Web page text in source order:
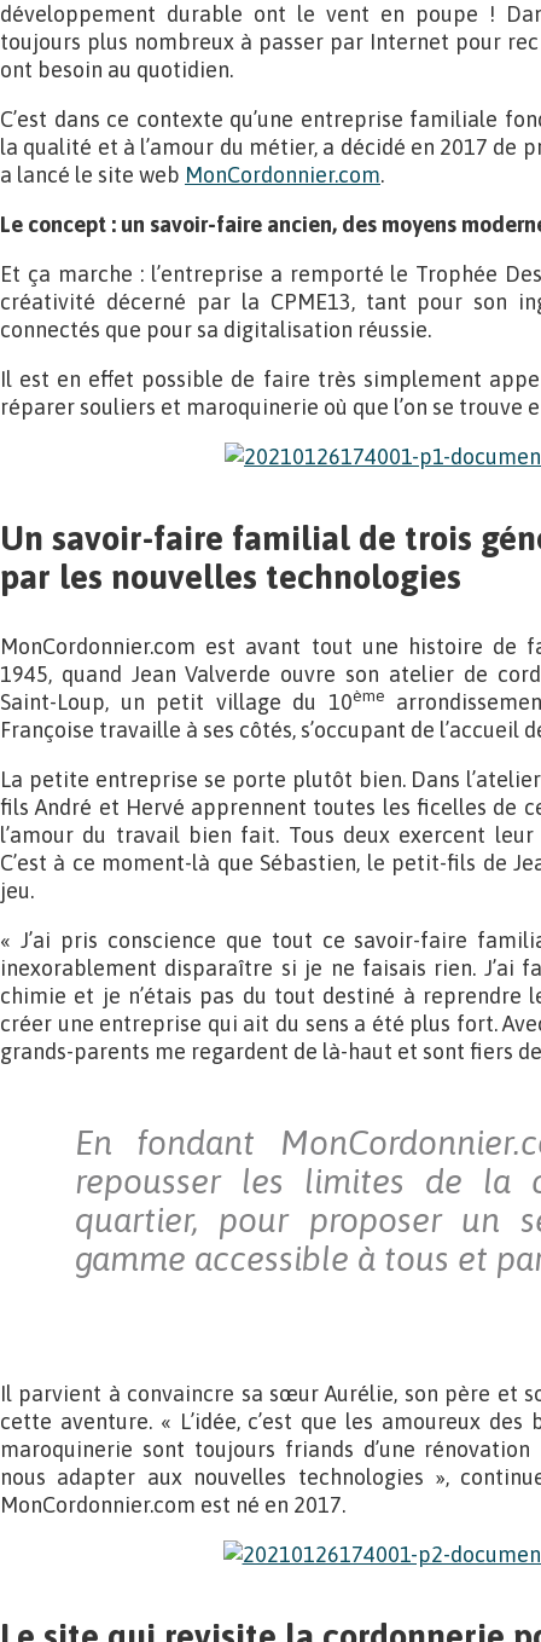
développement durable ont le vent en poupe !
toujours plus nombreux à passer par Internet pour
ont besoin au quotidien.
C’est dans ce contexte qu’une entreprise familiale
la qualité et à l’amour du métier, a décidé en 2017 de
a lancé le site web MonCordonnier.com.
Le concept : un savoir-faire ancien, des moyens
Et ça marche : l’entreprise a remporté le Trophée
créativité décerné par la CPME13, tant pour son
connectés que pour sa digitalisation réussie.
Il est en effet possible de faire très simplement
réparer souliers et maroquinerie où que l’on se trouve
Un savoir-faire familial de trois
par les nouvelles technologies
MonCordonnier.com est avant tout une histoire de
1945, quand Jean Valverde ouvre son atelier de
Saint-Loup, un petit village du 10ème
Françoise travaille à ses côtés, s’occupant de l’accueil
La petite entreprise se porte plutôt bien. Dans
fils André et Hervé apprennent toutes les ficelles de
l’amour du travail bien fait. Tous deux exercent
C’est à ce moment-là que Sébastien, le petit-fils de
jeu.
« J’ai pris conscience que tout ce savoir-faire
inexorablement disparaître si je ne faisais rien. J’ai
chimie et je n’étais pas du tout destiné à reprendre
créer une entreprise qui ait du sens a été plus fort.
grands-parents me regardent de là-haut et sont fiers
En fondant
repousser les limites de la
quartier, pour proposer un
gamme accessible à tous et
Il parvient à convaincre sa sœur Aurélie, son père et
cette aventure. « L’idée, c’est que les amoureux
maroquinerie sont toujours friands d’une
nous adapter aux nouvelles technologies »,
MonCordonnier.com est né en 2017.